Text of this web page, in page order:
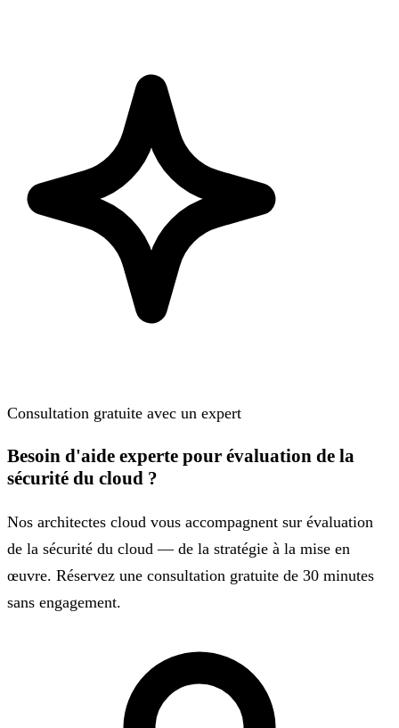
Consultation gratuite avec un expert
Besoin d'aide experte pour évaluation de la
sécurité du cloud ?
Nos architectes cloud vous accompagnent sur évaluation
de la sécurité du cloud — de la stratégie à la mise en
œuvre. Réservez une consultation gratuite de 30 minutes
sans engagement.